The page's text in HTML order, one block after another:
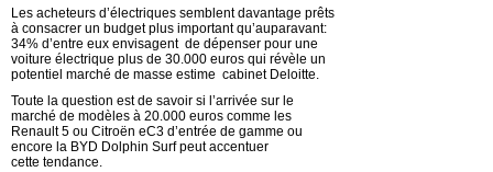
Les acheteurs d’électriques semblent davantage prêts
à consacrer un budget plus important qu’auparavant:
34% d’entre eux envisagent de dépenser pour une
voiture électrique plus de 30.000 euros qui révèle un
potentiel marché de masse estime cabinet Deloitte.
Toute la question est de savoir si l’arrivée sur le
marché de modèles à 20.000 euros comme les
Renault 5 ou Citroën eC3 d’entrée de gamme ou
encore la BYD Dolphin Surf peut accentuer
cette tendance.